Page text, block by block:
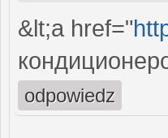
&lt;a href="
odpowiedz